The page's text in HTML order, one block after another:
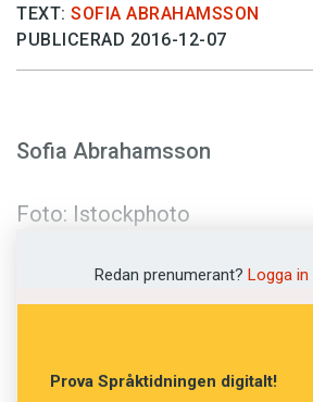
TEXT: SOFIA ABRAHAMSSON
PUBLICERAD 2016-12-07
Sofia Abrahamsson
Foto: Istockphoto
Redan prenumerant? Logga
Prova Språktidningen digitalt!